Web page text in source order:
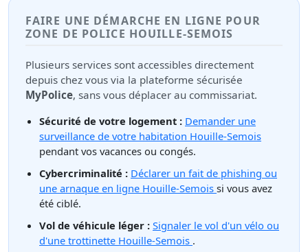
FAIRE UNE DÉMARCHE EN LIGNE POUR
ZONE DE POLICE HOUILLE-SEMOIS
Plusieurs services sont accessibles directement
depuis chez vous via la plateforme sécurisée
MyPolice, sans vous déplacer au commissariat.
Sécurité de votre logement : Demander une
surveillance de votre habitation Houille-Semois
pendant vos vacances ou congés.
Cybercriminalité : Déclarer un fait de phishing ou
une arnaque en ligne Houille-Semois si vous avez
été ciblé.
Vol de véhicule léger : Signaler le vol d'un vélo ou
d'une trottinette Houille-Semois .